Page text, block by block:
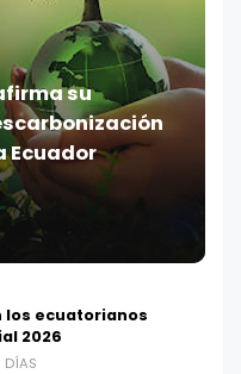
su
Ecuador
los ecuatorianos
2026
DÍAS